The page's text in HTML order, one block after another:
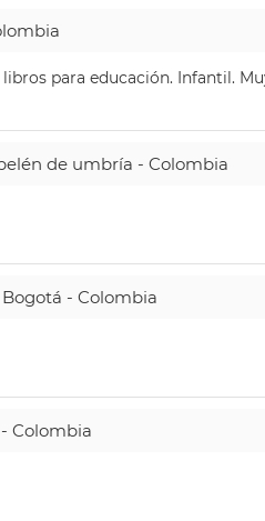
para educación. Infantil.
de umbría - Colombia
- Colombia
Colombia